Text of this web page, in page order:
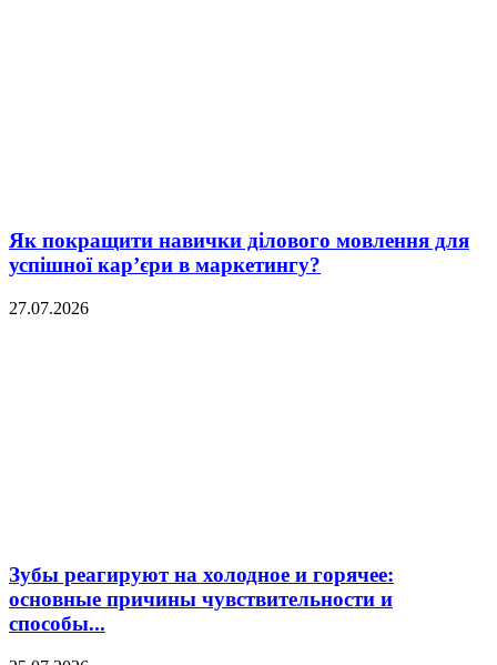
Як покращити навички ділового мовлення для
успішної кар’єри в маркетингу?
27.07.2026
Зубы реагируют на холодное и горячее:
основные причины чувствительности и
способы...